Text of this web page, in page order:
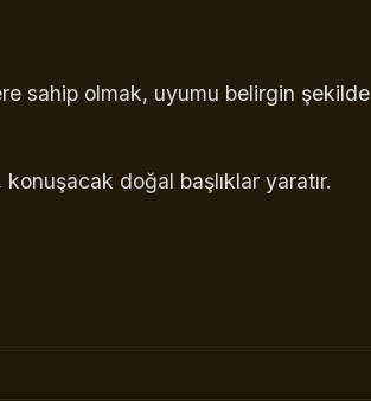
sahip olmak, uyumu belirgin şekilde
doğal başlıklar yaratır.